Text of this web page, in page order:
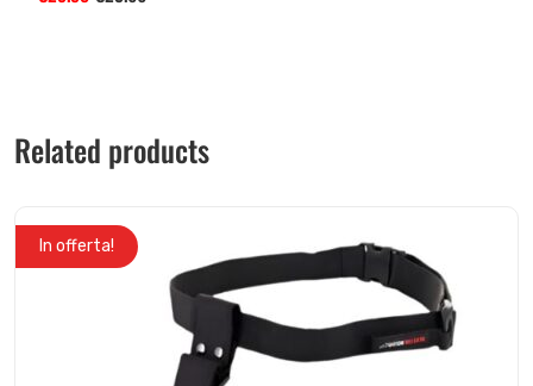
Related products
In offerta!